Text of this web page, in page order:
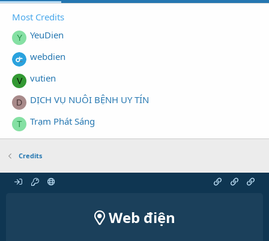
Most Credits
Y
YeuDien
webdien
V vutien
D DỊCH VỤ NUÔI BỆNH UY TÍN
T Trạm Phát Sáng
Credits
Web điện